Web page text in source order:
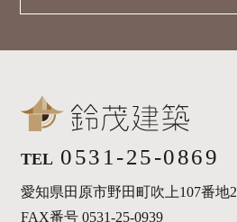
TEL 0531-25-0869
愛知県田原市野田町吹上107番地2
FAX番号 0531-25-0939